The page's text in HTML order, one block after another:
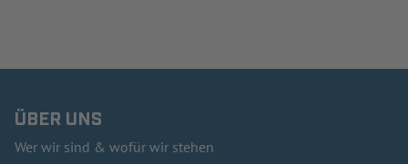
ÜBER UNS
Wer wir sind & wofür wir stehen